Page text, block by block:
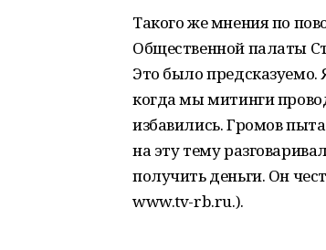
Такого же мнения по
Общественной палаты
Это было
когда мы митинги
избавились. Громов
на эту тему
получить деньги. Он
www.tv-rb.ru.).